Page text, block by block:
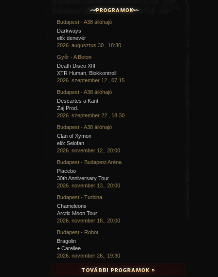
Budapest - A38 állóhajó
Darkways
elő: denevér
2026. augusztus 30., 18:30
Győr - A Beton
Death Disco XIII
XTR Human, Blokkontroll
2026. szeptember 12., 07:15
Budapest - A38 állóhajó
Descartes a Kant
Zaj Prod.
2026. szeptember 22., 18:30
Budapest - A38 állóhajó
Clan of Xymox
elő: Selofan
2026. november 12., 20:00
Budapest - Budapest Aréna
Placebo
30th Anniversary Tour
2026. november 13., 20:00
Budapest - Turbina
Chameleons
Arctic Moon Tour
2026. november 18., 20:00
Budapest - Robot
Bragolin
+ Carellee
2026. november 26., 19:30